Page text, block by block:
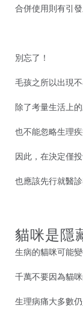
合併使用則有引
別忘了！
毛孩之所以出現
除了考量生活上
也不能忽略生理
因此，在決定僅
也應該先行就醫
貓咪是隱
生病的貓咪可能
千萬不要因為貓
生理病痛大多數